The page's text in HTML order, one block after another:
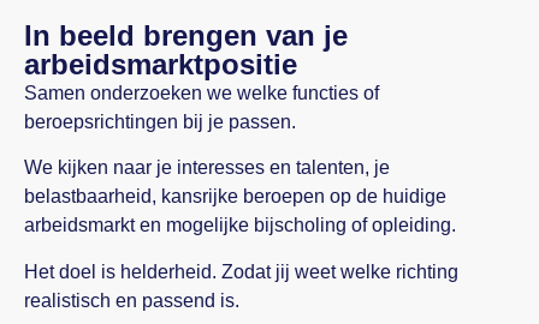
In beeld brengen van je
arbeidsmarktpositie
Samen onderzoeken we welke functies of
beroepsrichtingen bij je passen.
We kijken naar je interesses en talenten, je
belastbaarheid, kansrijke beroepen op de huidige
arbeidsmarkt en mogelijke bijscholing of opleiding.
Het doel is helderheid. Zodat jij weet welke richting
realistisch en passend is.